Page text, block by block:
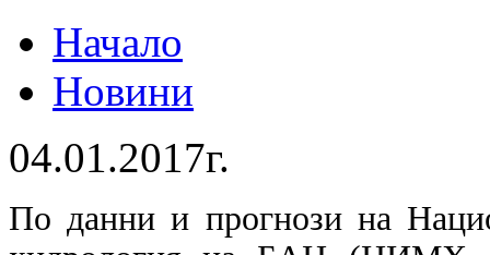
Начало
Новини
04.01.2017г.
По данни и прогнози на